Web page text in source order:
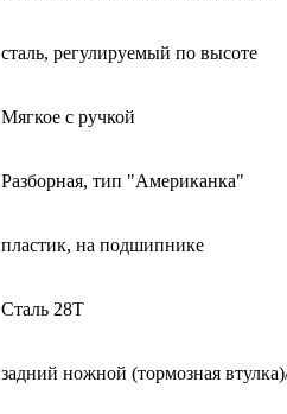
сталь, регулируемый по высоте
Мягкое с ручкой
Разборная, тип "Американка"
пластик, на подшипнике
Сталь 28Т
задний ножной (тормозная